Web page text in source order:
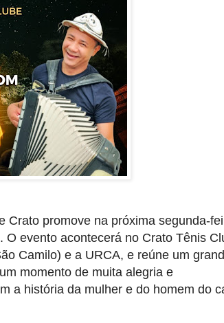
Crato promove na próxima segunda-
evento acontecerá no Crato Tênis
Camilo) e a URCA, e reúne um
momento de muita alegria e
a história da mulher e do homem do